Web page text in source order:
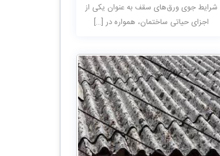
شرایط جوی ورق‌های سقف به عنوان یکی از
اجزای حیاتی ساختمان، همواره در […]